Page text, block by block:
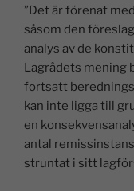
”Det är förenat
såsom den
analys av de
Lagrådets mening
fortsatt
kan inte ligga till
en
antal
struntat i sitt